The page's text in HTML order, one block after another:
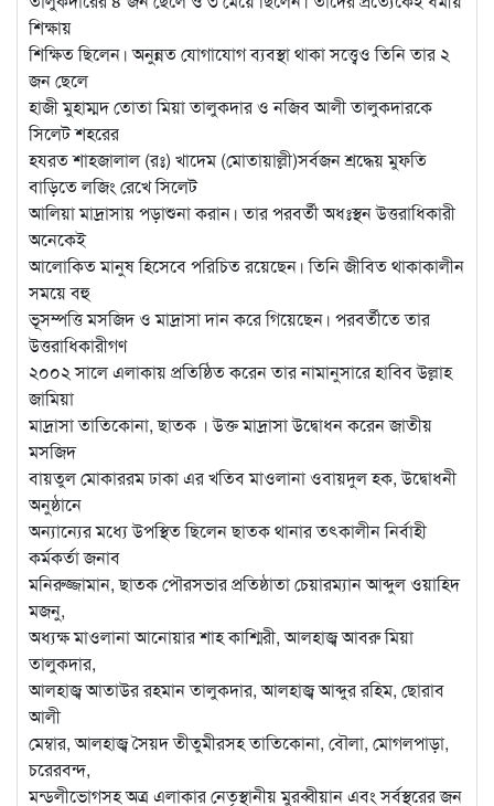
শিক্ষায়
শিক্ষিত ছিলেন। অনুন্নত যোগাযোগ ব্যবস্থা থাকা সত্ত্বেও তিনি তার ২
জন ছেলে
হাজী মুহাম্মদ তোতা মিয়া তালুকদার ও নজিব আলী তালুকদারকে
সিলেট শহরের
হযরত শাহজালাল (রঃ) খাদেম (মোতায়াল্লী)সর্বজন শ্রদ্ধেয় মুফতি
বাড়িতে লজিং রেখে সিলেট
আলিয়া মাদ্রাসায় পড়াশুনা করান। তার পরবর্তী অধঃস্থন উত্তরাধিকারী
অনেকেই
আলোকিত মানুষ হিসেবে পরিচিত রয়েছেন। তিনি জীবিত থাকাকালীন
সময়ে বহু
ভূসম্পত্তি মসজিদ ও মাদ্রাসা দান করে গিয়েছেন। পরবর্তীতে তার
উত্তরাধিকারীগণ
২০০২ সালে এলাকায় প্রতিষ্ঠিত করেন তার নামানুসারে হাবিব উল্লাহ
জামিয়া
মাদ্রাসা তাতিকোনা, ছাতক । উক্ত মাদ্রাসা উদ্বোধন করেন জাতীয়
মসজিদ
বায়তুল মোকাররম ঢাকা এর খতিব মাওলানা ওবায়দুল হক, উদ্বোধনী
অনুষ্ঠানে
অন্যান্যের মধ্যে উপস্থিত ছিলেন ছাতক থানার তৎকালীন নির্বাহী
কর্মকর্তা জনাব
মনিরুজ্জামান, ছাতক পৌরসভার প্রতিষ্ঠাতা চেয়ারম্যান আব্দুল ওয়াহিদ
মজনু,
অধ্যক্ষ মাওলানা আনোয়ার শাহ কাশ্মিরী, আলহাজ্ব আবরু মিয়া
তালুকদার,
আলহাজ্ব আতাউর রহমান তালুকদার, আলহাজ্ব আব্দুর রহিম, ছোরাব
আলী
মেম্বার, আলহাজ্ব সৈয়দ তীতুমীরসহ তাতিকোনা, বৌলা, মোগলপাড়া,
চরেরবন্দ,
মন্ডলীভোগসহ অত্র এলাকার নেতৃস্থানীয় মুরব্বীয়ান এবং সর্বস্থরের জন